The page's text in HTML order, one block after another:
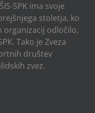
SPK ima svoje
stoletja, ko
organizacij odločilo,
Tako je Zveza
društev
zvez.